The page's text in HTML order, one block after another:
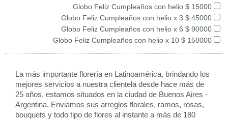
Globo Feliz Cumpleaños con helio $ 15000
Globo Feliz Cumpleaños con helio x 3 $ 45000
Globo Feliz Cumpleaños con helio x 6 $ 90000
Globo Feliz Cumpleaños con helio x 10 $ 150000
La más importante florería en Latinoamérica, brindando los
mejores servicios a nuestra clientela desde hace más de
25 años, estamos situados en la ciudad de Buenos Aires -
Argentina. Enviamos sus arreglos florales, ramos, rosas,
bouquets y todo tipo de flores al instante a más de 180